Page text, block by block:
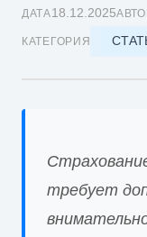
ДАТА18.12.2025
КАТЕГОРИЯ
требует